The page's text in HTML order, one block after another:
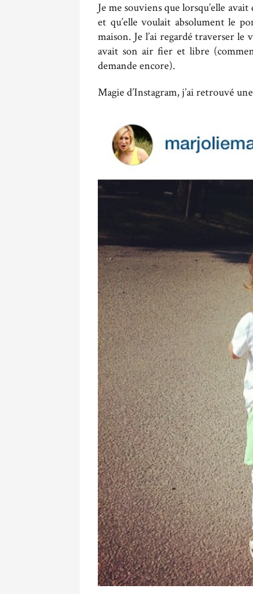
Je me souviens que lorsqu’elle
et qu’elle voulait absolument le
maison. Je l’ai regardé traverser le
avait son air fier et libre
demande encore).
Magie d’Instagram, j’ai retrouvé